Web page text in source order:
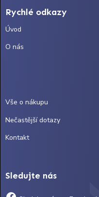
Rychlé odkazy
Úvod
O nás
Vše o nákupu
Nečastější dotazy
Kontakt
Sledujte nás